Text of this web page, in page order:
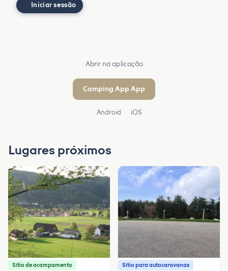
Iniciar sessão
Abrir na aplicação
Camping App App
Android iOS
Lugares próximos
Sítio de acampamento Sítio para autocaravanas